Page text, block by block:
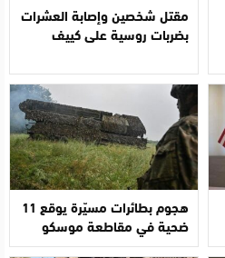
مقتل شخصين وإصابة العشرات
بضربات روسية على كييف
هجوم بطائرات مسيّرة يوقع 11
ضحية في مقاطعة موسكو